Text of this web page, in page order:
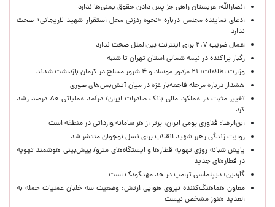
انصارالله: عربستان راهی جز پس دادن حقوق یمنی‌ها ندارد
ادعای نماینده مجلس درباره «نحوه ردزنی محل استقرار شهید لاریجانی» صحت
ندارد
اعمال ضریب ۲.۷ برای اینترنت بین‌الملل صحت ندارد
رگبار پراکنده در نیمه شمالی استان تهران تا شنبه
وزارت اطلاعات: ۲۱ مزدور موساد و ۴ شرور مسلح در کرمان بازداشت شدند
هشدار درباره مرحله فاجعه‌بار غزه در میان آتش‌بس‌های صوری
تغییر مثبت در عملکرد مالی بانک صادرات ایران/ درآمد عملیاتی ۸۰ درصد رشد
کرد
ابن‌الرضا: فناوری بومی ایران، برتر از هر سامانه وارداتی در منطقه است
روایت زندگی رهبر شهید انقلاب برای نسل نوجوان منتشر شد
پایش شبانه روزی تهویه قطارها و ایستگاه‌های مترو/ پیش‌بینی هوشمند تهویه
در قطارهای جدید
گاردین: دیپلماسی ترامپ در حد مهدکودک است
معاون هماهنگ‌کننده نیروی هوایی ارتش: وضعیت سه خلبان عملیات حمله به
العدید هنوز مشخص نیست